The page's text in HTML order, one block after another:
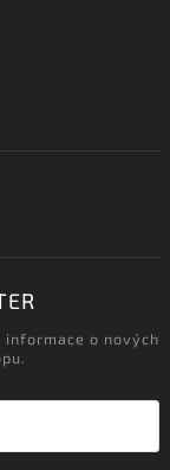
o nových